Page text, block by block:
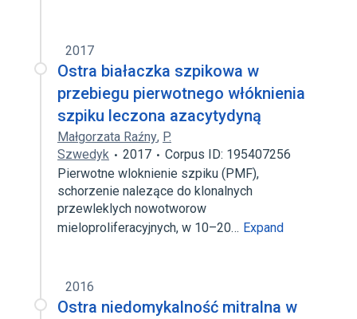
2017
Ostra białaczka szpikowa w
przebiegu pierwotnego włóknienia
szpiku leczona azacytydyną
Małgorzata Raźny, P.
Szwedyk
2017
Corpus ID: 195407256
Pierwotne wloknienie szpiku (PMF),
schorzenie nalezące do klonalnych
przewleklych nowotworow
mieloproliferacyjnych, w 10–20… Expand
2016
Ostra niedomykalność mitralna w